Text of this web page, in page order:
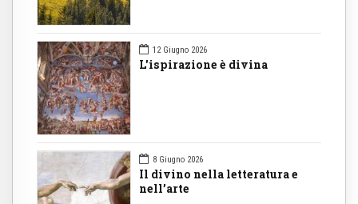
12 Giugno 2026
L'ispirazione è divina
8 Giugno 2026
Il divino nella letteratura e
nell’arte